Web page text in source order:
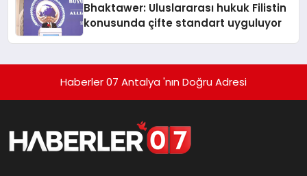
Bhaktawer: Uluslararası hukuk Filistin
konusunda çifte standart uyguluyor
Haberler 07 Antalya 'nın Doğru Adresi